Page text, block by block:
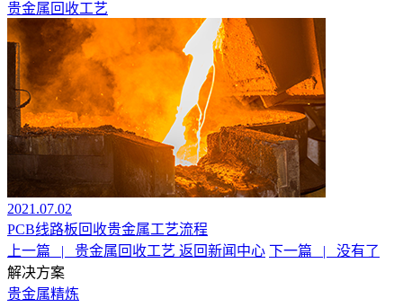
贵金属回收工艺
2021.07.02
PCB线路板回收贵金属工艺流程
上一篇
| 贵金属回收工艺 返回新闻中心 下一篇 |
没有了
解决方案
贵金属精炼